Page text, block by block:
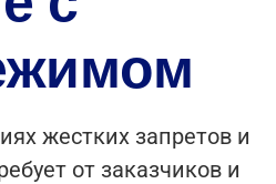
жестких запретов и
от заказчиков и